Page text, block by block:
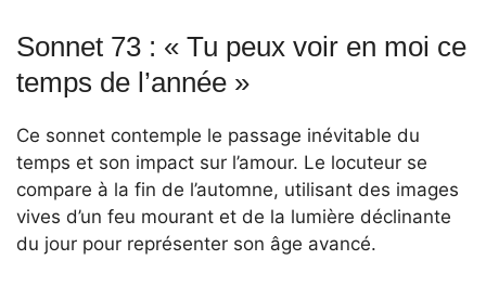
Sonnet 73 : « Tu peux voir en moi ce
temps de l’année »
Ce sonnet contemple le passage inévitable du
temps et son impact sur l’amour. Le locuteur se
compare à la fin de l’automne, utilisant des images
vives d’un feu mourant et de la lumière déclinante
du jour pour représenter son âge avancé.